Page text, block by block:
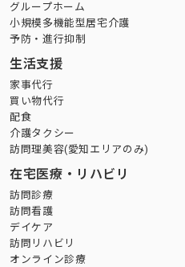
グループホーム
小規模多機能型居宅介護
予防・進行抑制
生活支援
家事代行
買い物代行
配食
介護タクシー
訪問理美容(愛知エリアのみ)
在宅医療・リハビリ
訪問診療
訪問看護
デイケア
訪問リハビリ
オンライン診療